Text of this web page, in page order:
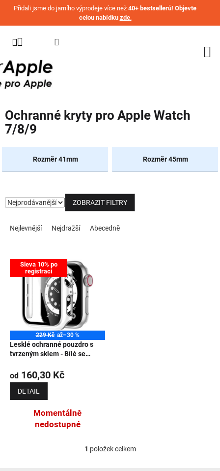
Přejít na obsah
Přidali jsme do jarního výprodeje více než 40+ bestsellerů! Objevte
celou nabídku zde.
IPHONE
MACBOOK
AIRPODS
AIRTAG
%
Ochranné kryty pro Apple Watch
7/8/9
Rozměr 41mm Rozměr 45mm
ZOBRAZIT FILTRY
Nejlevnější Nejdražší Abecedně
Výpis produktů
Sleva 10% po
registraci
229 Kč až–30 %
Lesklé ochranné pouzdro s
tvrzeným sklem - Bílé se
od 160,30 Kč
DETAIL
Momentálně
nedostupné
Ovládací prvky výpisu
1 položek celkem